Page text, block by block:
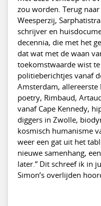
zou worden. Terug
Weesperzij,
schrijver en
decennia, die met het
dat wat met de waan
toekomstwaarde wist
politieberichtjes vanaf
Amsterdam, allereerste
poetry, Rimbaud,
vanaf Cape Kennedy,
diggers in Zwolle,
kosmisch humanisme
weer een gat uit het
nieuwe samenhang,
later.” Dit schreef ik in
Simon’s overlijden